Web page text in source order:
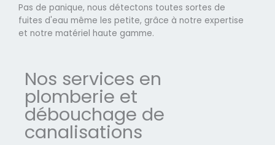
Pas de panique, nous détectons toutes sortes de
fuites d'eau même les petite, grâce à notre expertise
et notre matériel haute gamme.
Nos services en
plomberie et
débouchage de
canalisations